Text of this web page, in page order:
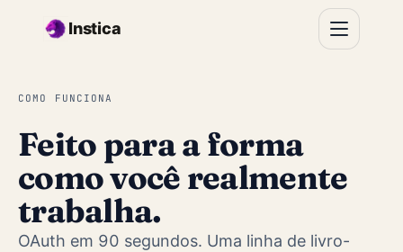
Instica
COMO FUNCIONA
Feito para a forma
como você realmente
trabalha.
OAuth em 90 segundos. Uma linha de livro-